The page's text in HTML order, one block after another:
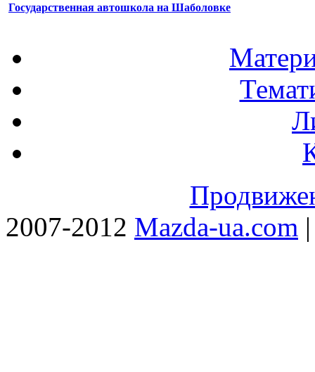
Государственная автошкола на Шаболовке
2007-2012 Mazda-ua.com